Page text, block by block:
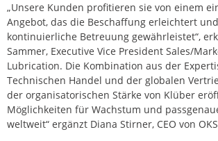
„Unsere Kunden profitieren sie von einem
Angebot, das die Beschaffung erleichtert
kontinuierliche Betreuung gewährleistet“,
Sammer, Executive Vice President Sales/
Lubrication. Die Kombination aus der
Technischen Handel und der globalen
der organisatorischen Stärke von Klüber
Möglichkeiten für Wachstum und
weltweit“ ergänzt Diana Stirner, CEO von